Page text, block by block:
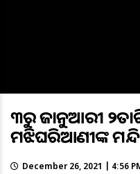
୩୧ରୁ ଜାନୁଆରୀ
ମଝିଘରିଆଣୀଙ୍କ
December 26, 2021 | 4:56